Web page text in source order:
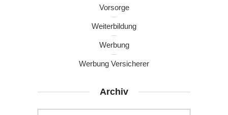
Vorsorge
Weiterbildung
Werbung
Werbung Versicherer
Archiv